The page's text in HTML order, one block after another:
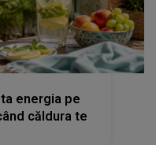
energia pe
căldura te